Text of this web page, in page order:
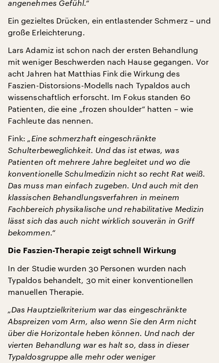
angenehmes Gefühl.“
Ein gezieltes Drücken, ein entlastender Schmerz – und
große Erleichterung.
Lars Adamiz ist schon nach der ersten Behandlung
mit weniger Beschwerden nach Hause gegangen. Vor
acht Jahren hat Matthias Fink die Wirkung des
Faszien-Distorsions-Modells nach Typaldos auch
wissenschaftlich erforscht. Im Fokus standen 60
Patienten, die eine „frozen shoulder“ hatten – wie
Fachleute das nennen.
Fink: „Eine schmerzhaft eingeschränkte
Schulterbeweglichkeit. Und das ist etwas, was
Patienten oft mehrere Jahre begleitet und wo die
konventionelle Schulmedizin nicht so recht Rat weiß.
Das muss man einfach zugeben. Und auch mit den
klassischen Behandlungsverfahren in meinem
Fachbereich physikalische und rehabilitative Medizin
lässt sich das auch nicht wirklich souverän in Griff
bekommen.“
Die Faszien-Therapie zeigt schnell Wirkung
In der Studie wurden 30 Personen wurden nach
Typaldos behandelt, 30 mit einer konventionellen
manuellen Therapie.
„Das Hauptzielkriterium war das eingeschränkte
Abspreizen vom Arm, also wenn Sie den Arm nicht
über die Horizontale heben können. Und nach der
vierten Behandlung war es halt so, dass in dieser
Typaldosgruppe alle mehr oder weniger